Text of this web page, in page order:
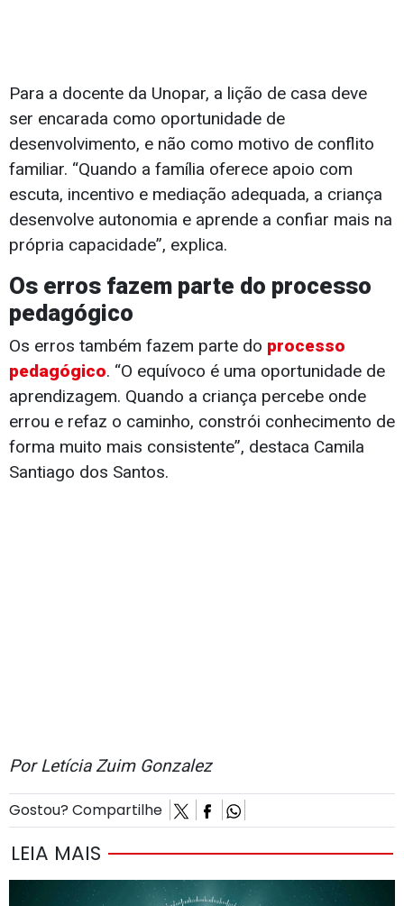
Para a docente da Unopar, a lição de casa deve
ser encarada como oportunidade de
desenvolvimento, e não como motivo de conflito
familiar. “Quando a família oferece apoio com
escuta, incentivo e mediação adequada, a criança
desenvolve autonomia e aprende a confiar mais na
própria capacidade”, explica.
Os erros fazem parte do processo
pedagógico
Os erros também fazem parte do processo
pedagógico. “O equívoco é uma oportunidade de
aprendizagem. Quando a criança percebe onde
errou e refaz o caminho, constrói conhecimento de
forma muito mais consistente”, destaca Camila
Santiago dos Santos.
Por Letícia Zuim Gonzalez
Gostou? Compartilhe
LEIA MAIS